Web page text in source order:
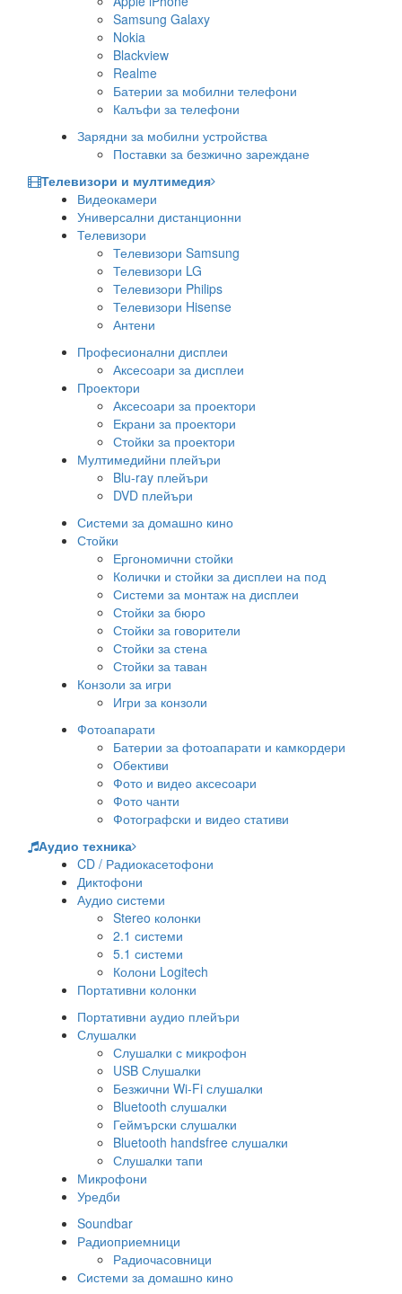
Samsung Galaxy
Nokia
Blackview
Realme
Батерии за мобилни телефони
Калъфи за телефони
Зарядни за мобилни устройства
Поставки за безжично зареждане
Телевизори и мултимедия
Видеокамери
Универсални дистанционни
Телевизори
Телевизори Samsung
Телевизори LG
Телевизори Philips
Телевизори Hisense
Антени
Професионални дисплеи
Аксесоари за дисплеи
Проектори
Аксесоари за проектори
Екрани за проектори
Стойки за проектори
Мултимедийни плейъри
Blu-ray плейъри
DVD плейъри
Системи за домашно кино
Стойки
Ергономични стойки
Колички и стойки за дисплеи на под
Системи за монтаж на дисплеи
Стойки за бюро
Стойки за говорители
Стойки за стена
Стойки за таван
Конзоли за игри
Игри за конзоли
Фотоапарати
Батерии за фотоапарати и камкордери
Обективи
Фото и видео аксесоари
Фото чанти
Фотографски и видео стативи
Аудио техника
CD / Радиокасетофони
Диктофони
Аудио системи
Stereo колонки
2.1 системи
5.1 системи
Колони Logitech
Портативни колонки
Портативни аудио плейъри
Слушалки
Слушалки с микрофон
USB Слушалки
Безжични Wi-Fi слушалки
Bluetooth слушалки
Геймърски слушалки
Bluetooth handsfree слушалки
Слушалки тапи
Микрофони
Уредби
Soundbar
Радиоприемници
Радиочасовници
Системи за домашно кино